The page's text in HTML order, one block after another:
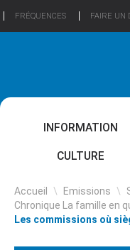
FRÉQUENCES FAIRE UN
INFORMATION
CULTURE
Accueil \ Emissions \
Chronique La famille en
Les commissions où